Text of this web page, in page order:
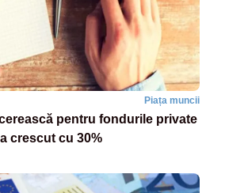
Piața muncii
pentru fondurile private
crescut cu 30%